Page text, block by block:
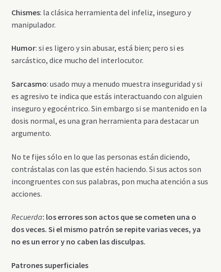
Chismes: la clásica herramienta del infeliz, inseguro y
manipulador.
Humor: si es ligero y sin abusar, está bien; pero si es
sarcástico, dice mucho del interlocutor.
Sarcasmo: usado muy a menudo muestra inseguridad y si
es agresivo te indica que estás interactuando con alguien
inseguro y egocéntrico. Sin embargo si se mantenido en la
dosis normal, es una gran herramienta para destacar un
argumento.
No te fijes sólo en lo que las personas están diciendo,
contrástalas con las que estén haciendo. Si sus actos son
incongruentes con sus palabras, pon mucha atención a sus
acciones.
Recuerda: los errores son actos que se cometen una o
dos veces. Si el mismo patrón se repite varias veces, ya
no es un error y no caben las disculpas.
Patrones superficiales